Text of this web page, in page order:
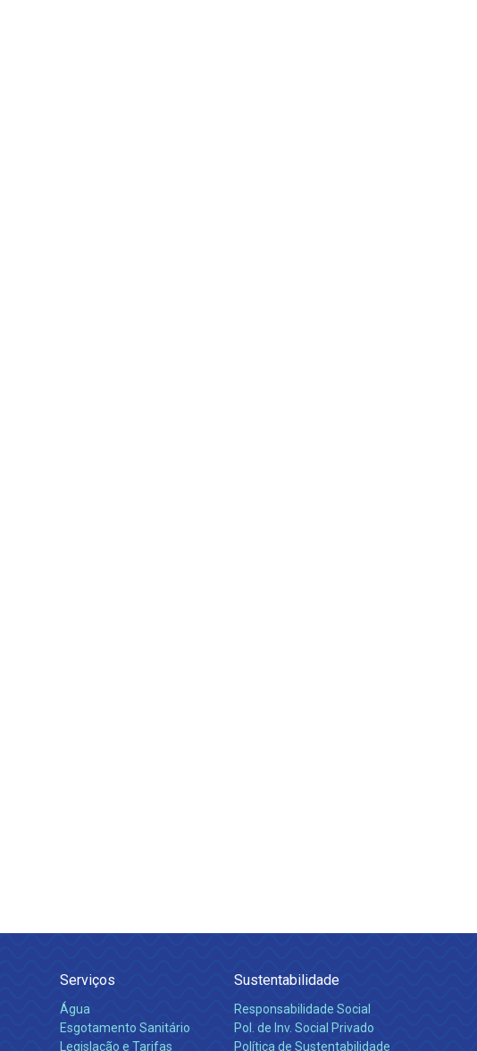
Serviços
Água
Esgotamento Sanitário
Legislação e Tarifas
Sustentabilidade
Responsabilidade Social
Pol. de Inv. Social Privado
Política de Sustentabilidade